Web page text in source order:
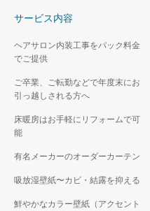
サービス内容
ヘアサロン内装工事をパック料金
でご提供
ご卒業、ご転勤などで年度末にお
引っ越しされる方へ
床暖房はお手軽にリフォームで可
能
有名メーカーのオーダーカーテン
吸放湿壁紙〜カビ・結露を抑える
鮮やかなカラー壁紙（アクセント